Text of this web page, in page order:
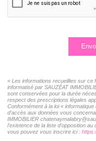
« Les informations recueillies sur ce
informatisé par SAUZÉAT
sont conservées pour la durée
respect des prescriptions légales
Conformément à la loi «
d'accès aux données vous
IMMOBILIER
l'existence de la liste d'opposition au
vous pouvez vous inscrire ici :